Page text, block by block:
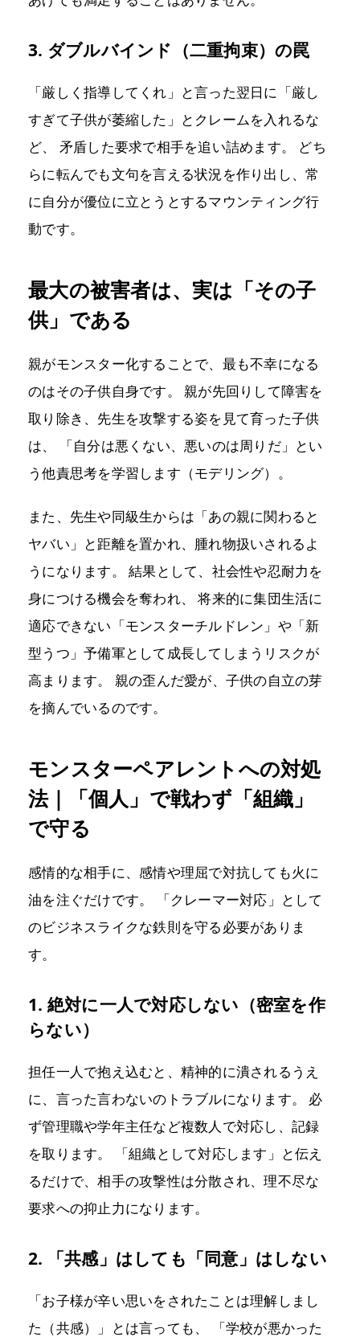
3. ダブルバインド（二重拘束）の罠
「厳しく指導してくれ」と言った翌日に「厳し
すぎて子供が萎縮した」とクレームを入れるな
ど、 矛盾した要求で相手を追い詰めます。 どち
らに転んでも文句を言える状況を作り出し、常
に自分が優位に立とうとするマウンティング行
動です。
最大の被害者は、実は「その子
供」である
親がモンスター化することで、最も不幸になる
のはその子供自身です。 親が先回りして障害を
取り除き、先生を攻撃する姿を見て育った子供
は、 「自分は悪くない、悪いのは周りだ」とい
う他責思考を学習します（モデリング）。
また、先生や同級生からは「あの親に関わると
ヤバい」と距離を置かれ、腫れ物扱いされるよ
うになります。 結果として、社会性や忍耐力を
身につける機会を奪われ、 将来的に集団生活に
適応できない「モンスターチルドレン」や「新
型うつ」予備軍として成長してしまうリスクが
高まります。 親の歪んだ愛が、子供の自立の芽
を摘んでいるのです。
モンスターペアレントへの対処
法｜「個人」で戦わず「組織」
で守る
感情的な相手に、感情や理屈で対抗しても火に
油を注ぐだけです。 「クレーマー対応」として
のビジネスライクな鉄則を守る必要がありま
す。
1. 絶対に一人で対応しない（密室を作
らない）
担任一人で抱え込むと、精神的に潰されるうえ
に、言った言わないのトラブルになります。 必
ず管理職や学年主任など複数人で対応し、記録
を取ります。 「組織として対応します」と伝え
るだけで、相手の攻撃性は分散され、理不尽な
要求への抑止力になります。
2. 「共感」はしても「同意」はしない
「お子様が辛い思いをされたことは理解しまし
た（共感）」とは言っても、 「学校が悪かった